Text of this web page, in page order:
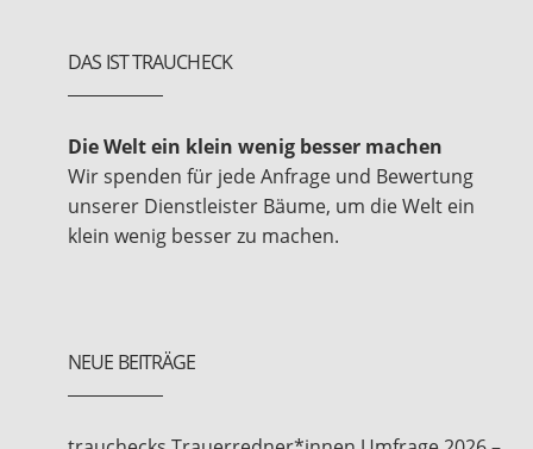
DAS IST TRAUCHECK
Die Welt ein klein wenig besser machen
Wir spenden für jede Anfrage und Bewertung
unserer Dienstleister Bäume, um die Welt ein
klein wenig besser zu machen.
NEUE BEITRÄGE